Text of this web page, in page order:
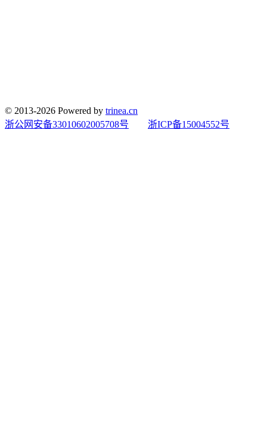
© 2013-2026 Powered by trinea.cn
浙公网安备33010602005708号
浙ICP备15004552号